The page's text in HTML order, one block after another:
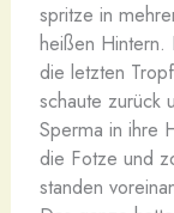
spritze in
heißen Hintern.
die letzten
schaute zurück
Sperma in ihre
die Fotze und
standen